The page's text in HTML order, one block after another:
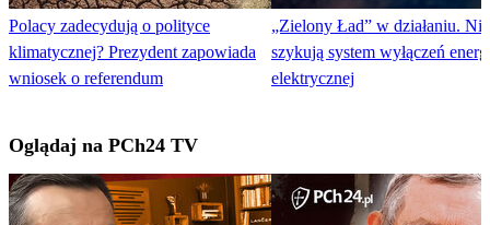
Polacy zadecydują o polityce
klimatycznej? Prezydent zapowiada
wniosek o referendum
„Zielony Ład” w działaniu.
szykują system wyłączeń
elektrycznej
Oglądaj na PCh24 TV